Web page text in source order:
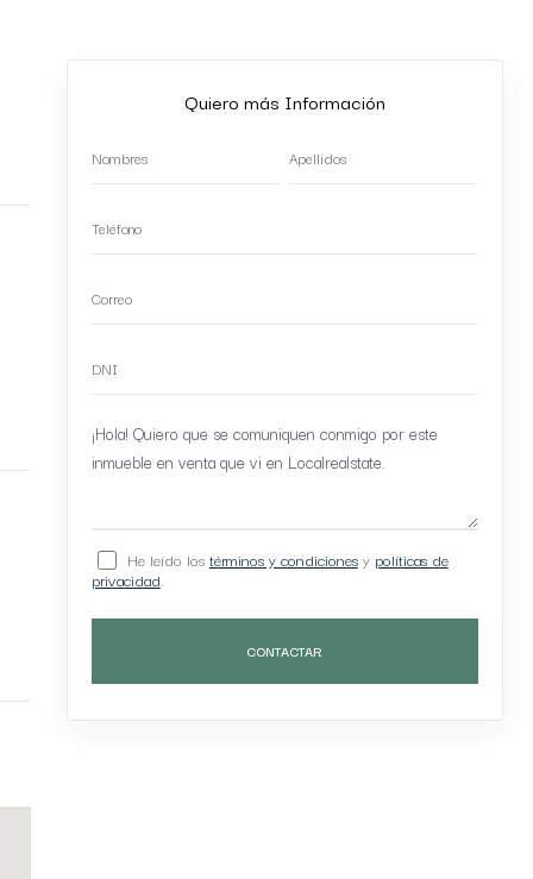
Quiero más Información
He leído los términos y condicionesy políticas de
privacidad.
CONTACTAR